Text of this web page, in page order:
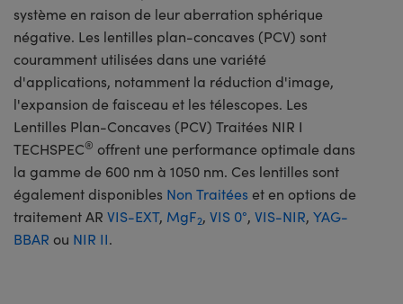
système en raison de leur aberration sphérique
négative. Les lentilles plan-concaves (PCV) sont
couramment utilisées dans une variété
d'applications, notamment la réduction d'image,
l'expansion de faisceau et les télescopes. Les
Lentilles Plan-Concaves (PCV) Traitées NIR I
TECHSPEC® offrent une performance optimale dans
la gamme de 600 nm à 1050 nm. Ces lentilles sont
également disponibles Non Traitéeset en options de
traitement AR VIS-EXT, MgF2, VIS 0°, VIS-NIR, YAG-
BBAR ou NIR II.